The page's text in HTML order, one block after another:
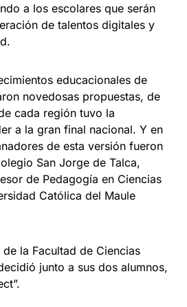
a los escolares que serán
de talentos digitales y
educacionales de
novedosas propuestas, de
cada región tuvo la
a la gran final nacional. Y en
de esta versión fueron
San Jorge de Talca,
de Pedagogía en Ciencias
Católica del Maule
la Facultad de Ciencias
junto a sus dos alumnos,